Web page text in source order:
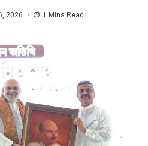
2026 1 Mins Read